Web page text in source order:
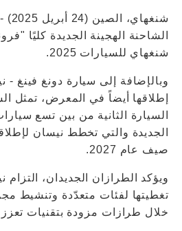
الشاحنة الهجينة الجديدة كليًا
شنغهاي للسيارات 2025.
إطلاقها أيضاً في المعرض، تمثل
السيارة الثانية من بين تسع
الجديدة والتي تخطط نيسان
صيف عام 2027.
ويؤكد الطرازان الجديدان،
تغطيتها لفئات متعدّدة وتنشيط
خلال طرازات مزودة بتقنيات تعزز